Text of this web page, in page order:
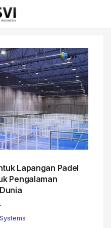
to login.
Lapangan Padel
Pengalaman